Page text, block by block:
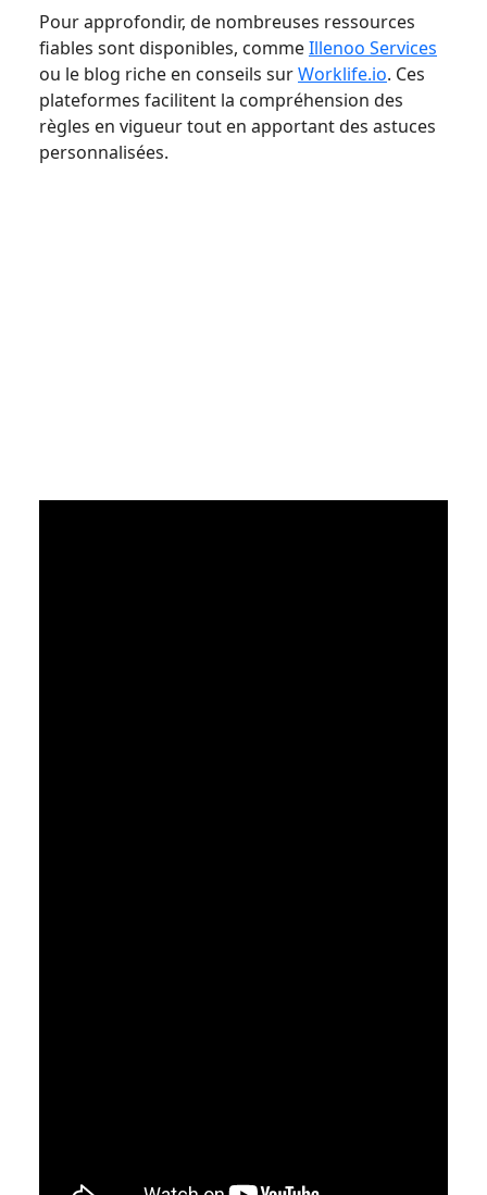
Pour approfondir, de nombreuses ressources
fiables sont disponibles, commeIllenoo Services
ou le blog riche en conseils surWorklife.io. Ces
plateformes facilitent la compréhension des
règles en vigueur tout en apportant des astuces
personnalisées.